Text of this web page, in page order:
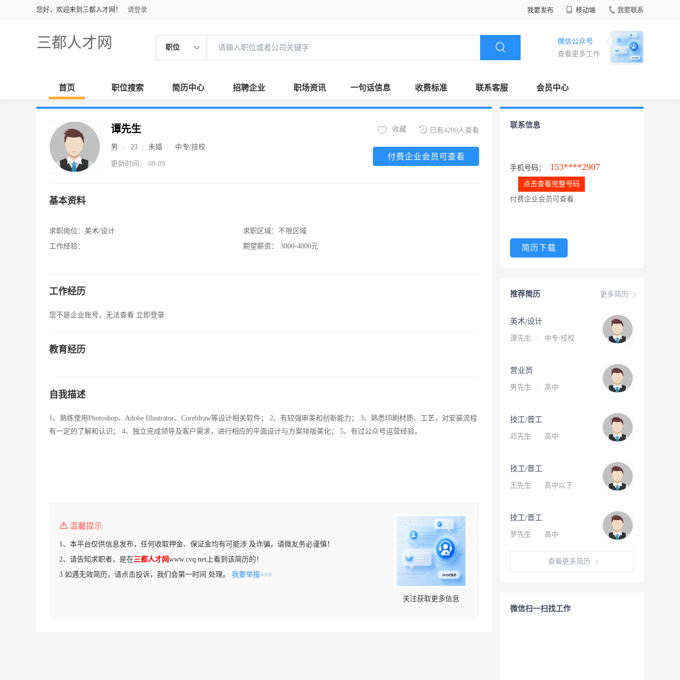
您好，欢迎来到三都人才网！ 请登录 我要发布 移动端 我要联系
三都人才网 职位
微信公众号
查看更多工作
首页 职位搜索 简历中心 招聘企业 职场资讯 一句话信息 收费标准 联系客服 会员中心
谭先生
男 23 未婚 中专/技校
更新时间： 08-09
已有4200人查看
收藏
付费企业会员可查看
基本资料
求职岗位： 美术/设计
工作经验：
求职区域： 不限区域
期望薪资：
3000-4000元
工作经历
您不是企业账号，无法查看 立即登录
教育经历
自我描述
1、熟练使用Photoshop、Adobe Illustrator、Coreldraw等设计相关软件； 2、有较强审美和创新能力； 3、熟悉印刷材质、工艺，对安装流程
有一定的了解和认识； 4、独立完成领导及客户需求，进行相应的平面设计与方案排版美化； 5、有过公众号运营经验。
温馨提示
1、本平台仅供信息发布，任何收取押金、保证金均有可能涉 及诈骗，请微友务必谨慎！
2、请告知求职者，是在三都人才网www.cvq.net上看到该简历的！
3.如遇无效简历，请点击投诉，我们会第一时间 处理。 我要举报>>>
关注获取更多信息
联系信息
手机号码： 153****2907
点击查看完整号码
付费企业会员可查看
简历下载
更多简历
推荐简历
美术/设计
谭先生 · 中专/技校
营业员
男先生 · 高中
技工/普工
邓先生 · 高中
技工/普工
王先生 · 高中以下
技工/普工
罗先生 · 高中
查看更多简历
微信扫一扫找工作